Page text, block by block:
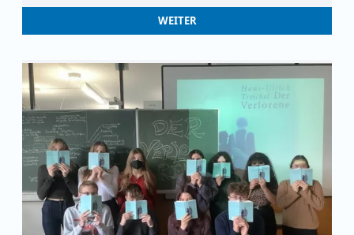
WEITER